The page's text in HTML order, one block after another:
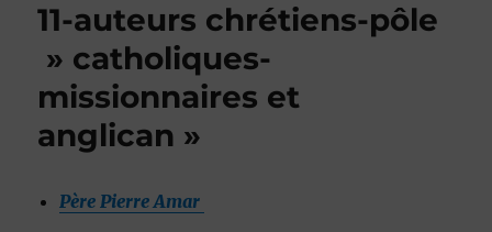
11-auteurs chrétiens-pôle
» catholiques-
missionnaires et
anglican »
Père Pierre Amar